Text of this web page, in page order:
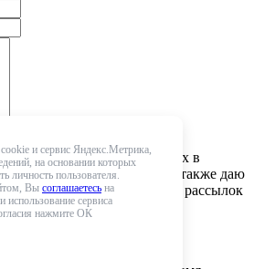
и сервис Яндекс.Метрика,
на основании которых
личность пользователя.
Вы соглашаетесь на
использование сервиса
нажмите ОК
персональных данных в
конфиденциальности. А также даю
и маркетинговых рассылок
заявку